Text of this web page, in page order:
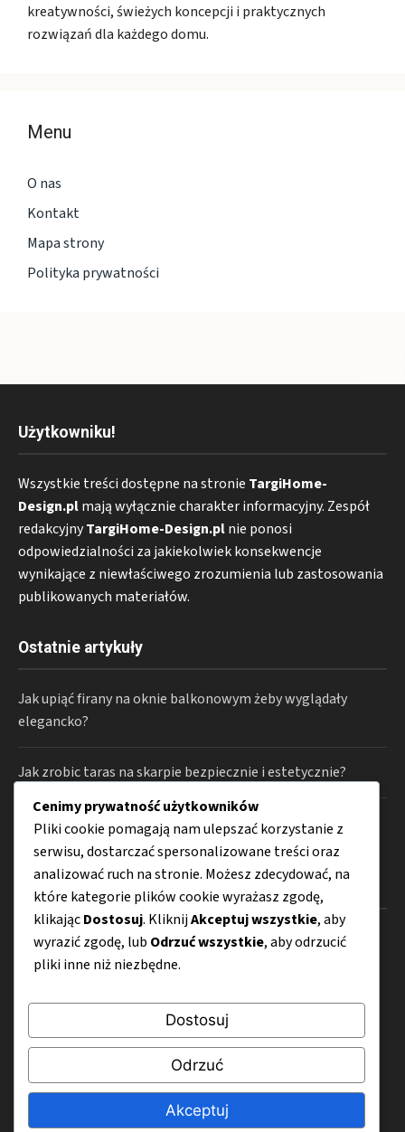
kreatywności, świeżych koncepcji i praktycznych
rozwiązań dla każdego domu.
Menu
O nas
Kontakt
Mapa strony
Polityka prywatności
Użytkowniku!
Wszystkie treści dostępne na stronie TargiHome-
Design.plmają wyłącznie charakter informacyjny. Zespół
redakcyjnyTargiHome-Design.plnie ponosi
odpowiedzialności za jakiekolwiek konsekwencje
wynikające z niewłaściwego zrozumienia lub zastosowania
publikowanych materiałów.
Ostatnie artykuły
Jak upiąć firany na oknie balkonowym żeby wyglądały
elegancko?
Jak zrobic taras na skarpie bezpiecznie i estetycznie?
Gdzie kupić rośliny na balkon w mieście?
Kategorie
Aranżacja wnętrz
Dom i ogród
Remont
Oświetlenie
Cenimy prywatność użytkowników
Pliki cookie pomagają nam ulepszać korzystanie z
serwisu, dostarczać spersonalizowane treści oraz
analizować ruch na stronie. Możesz zdecydować, na
które kategorie plików cookie wyrażasz zgodę,
klikającDostosuj. KliknijAkceptuj wszystkie, aby
wyrazić zgodę, lub Odrzuć wszystkie, aby odrzucić
pliki inne niż niezbędne.
Dostosuj
Odrzuć
Akceptuj